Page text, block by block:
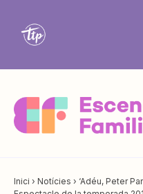
Inici › Notícies › ‘Adéu, Peter